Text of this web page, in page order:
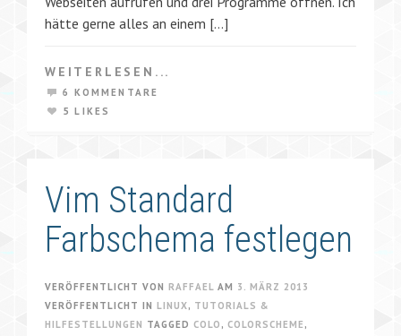
hätte gerne alles an einem […]
WEITERLESEN...
6 KOMMENTARE
5 LIKES
Vim Standard
Farbschema festlegen
VERÖFFENTLICHT VON RAFFAEL AM 3. MÄRZ 2013
VERÖFFENTLICHT IN LINUX, TUTORIALS &
HILFESTELLUNGEN TAGGED COLO , COLORSCHEME ,